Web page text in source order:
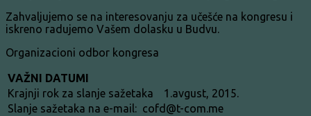
Zahvaljujemo se na interesovanju za učešće na kongresu i
iskreno radujemo Vašem dolasku u Budvu.
Organizacioni odbor kongresa
VAŽNI DATUMI
Krajnji rok za slanje sažetaka
1.avgust, 2015.
Slanje sažetaka na e-mail: cofd@t-com.me